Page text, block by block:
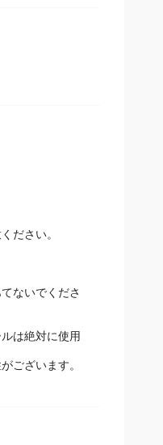
ださい。
ないでくださ
は絶対に使用
ございます。